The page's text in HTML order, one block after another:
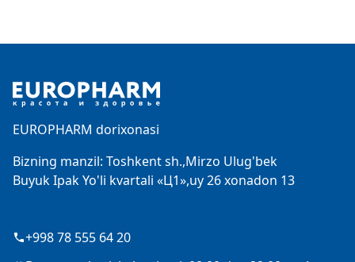
EUROPHARM dorixonasi
Bizning manzil: Toshkent sh.,Mirzo Ulug'bek
Buyuk Ipak Yo'li kvartali «Ц1»,uy 26 xonadon 13
+998 78 555 64 20